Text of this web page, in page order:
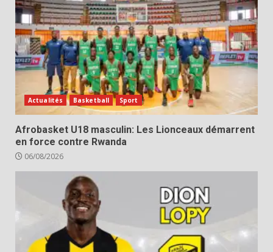
Actualités Basketball Sport
Afrobasket U18 masculin: Les Lionceaux démarrent
en force contre Rwanda
06/08/2026